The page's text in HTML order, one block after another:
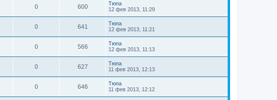
0 600
Тюпа
12 фев 2013, 11:29
0 641
Тюпа
12 фев 2013, 11:21
0 566
Тюпа
12 фев 2013, 11:13
0 627
Тюпа
11 фев 2013, 12:13
0 646
Тюпа
11 фев 2013, 12:12